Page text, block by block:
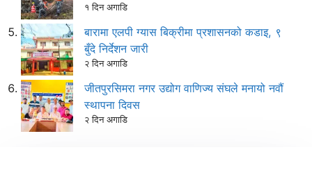
१ दिन अगाडि
बारामा एलपी ग्यास बिक्रीमा प्रशासनको कडाइ, ९
बुँदे निर्देशन जारी
२ दिन अगाडि
जीतपुरसिमरा नगर उद्योग वाणिज्य संघले मनायो नवौं
स्थापना दिवस
२ दिन अगाडि